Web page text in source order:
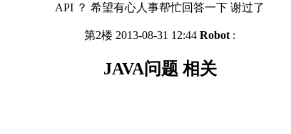
API ？ 希望有心人事帮忙回答一下 谢过了
第2楼 2013-08-31 12:44 Robot :
JAVA问题 相关